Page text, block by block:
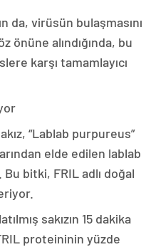
da, virüsün bulaşmasını
alındığında, bu
karşı tamamlayıcı
“Lablab purpureus”
elde edilen lablab
bitki, FRIL adlı doğal
sakızın 15 dakika
proteininin yüzde